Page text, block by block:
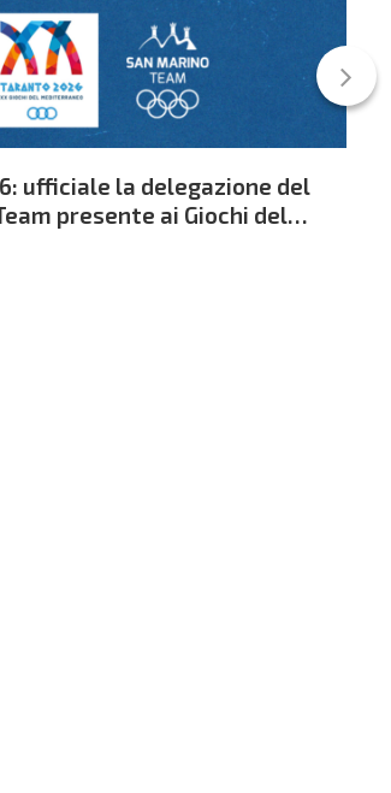
ufficiale la delegazione del
presente ai Giochi del